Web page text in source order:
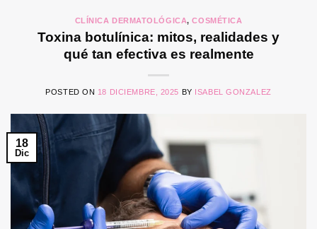
CLÍNICA DERMATOLÓGICA,COSMÉTICA
Toxina botulínica: mitos, realidades y
qué tan efectiva es realmente
POSTED ON 18 DICIEMBRE, 2025 BY ISABEL GONZALEZ
18
Dic